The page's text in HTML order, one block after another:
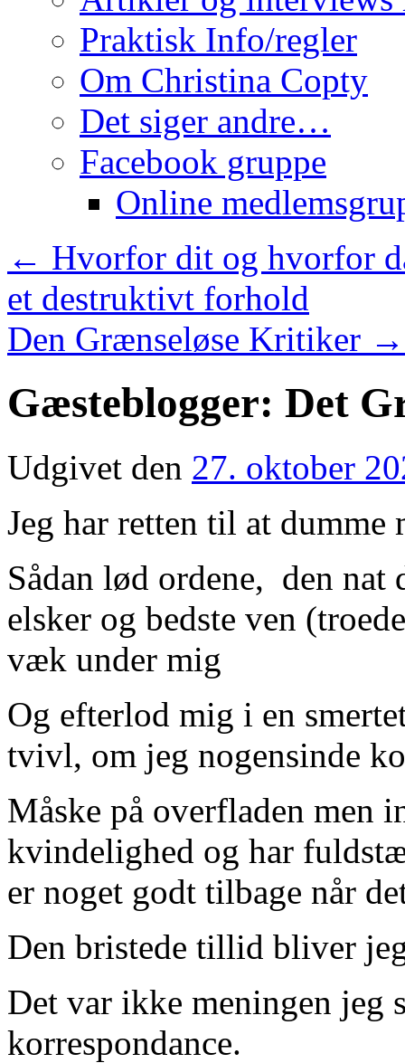
Praktisk Info/regler
Om Christina Copty
Det siger andre…
Facebook gruppe
Online
← Hvorfor dit og hvorfor
et destruktivt forhold
Den Grænseløse Kritiker →
Gæsteblogger: Det
Udgivet den 27. oktober
Jeg har retten til at dumme
Sådan lød ordene, den
elsker og bedste ven
væk under mig
Og efterlod mig i en
tvivl, om jeg nogensinde
Måske på overfladen men
kvindelighed og har
er noget godt tilbage når
Den bristede tillid bliver
Det var ikke meningen jeg
korrespondance.